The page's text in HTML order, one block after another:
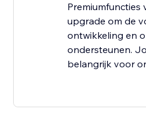
Premiumfuncties
upgrade om de
ontwikkeling en
ondersteunen.
belangrijk voor